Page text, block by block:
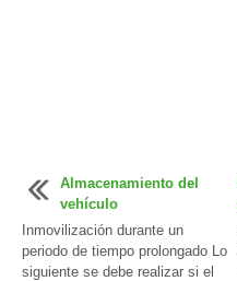
Almacenamiento del
vehículo
Inmovilización durante un
periodo de tiempo prolongado Lo
siguiente se debe realizar si el